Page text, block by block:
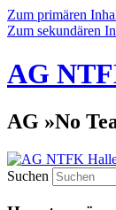
Zum primären
Zum sekundären
AG
AG »No
Suchen